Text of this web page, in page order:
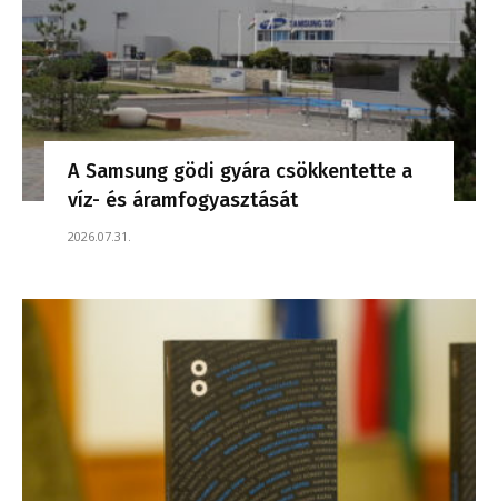
A Samsung gödi gyára csökkentette a
víz- és áramfogyasztását
2026.07.31.